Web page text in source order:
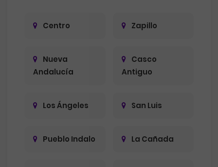
Centro Zapillo
Nueva
Andalucía
Casco
Antiguo
Los Ángeles San Luis
Pueblo Indalo La Cañada